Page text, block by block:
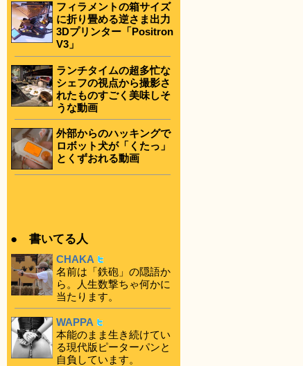
フィラメントの箱サイズ
に折り畳める逆さま出力
3Dプリンター「Positron
V3」
ランチタイムの超多忙な
シェフの視点から撮影さ
れたものすごく美味しそ
うな動画
外部からのハッキングで
ロボット犬が「くたっ」
とくずおれる動画
● 書いてる人
CHAKA
名前は「鉄砲」の隠語か
ら。人生数撃ちゃ何かに
当たります。
WAPPA
本能のまま生き続けてい
る現代版ピーターパンと
自負しています。